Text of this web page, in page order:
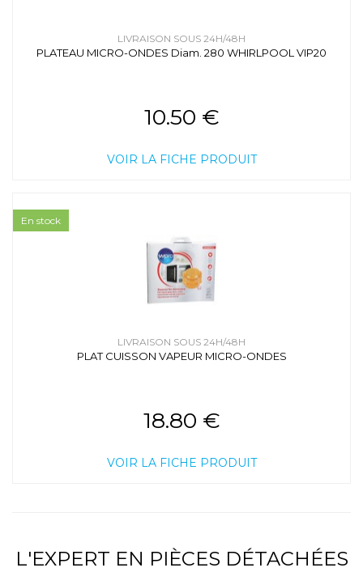
LIVRAISON SOUS 24H/48H
PLATEAU MICRO-ONDES Diam. 280 WHIRLPOOL VIP20
10.50 €
VOIR LA FICHE PRODUIT
LIVRAISON SOUS 24H/48H
PLAT CUISSON VAPEUR MICRO-ONDES
18.80 €
VOIR LA FICHE PRODUIT
En stock
L'EXPERT EN PIÈCES DÉTACHÉES